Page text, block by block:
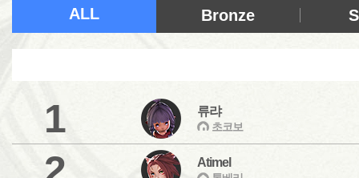
ALL Bronze
1 류랴
초코보
Atimel